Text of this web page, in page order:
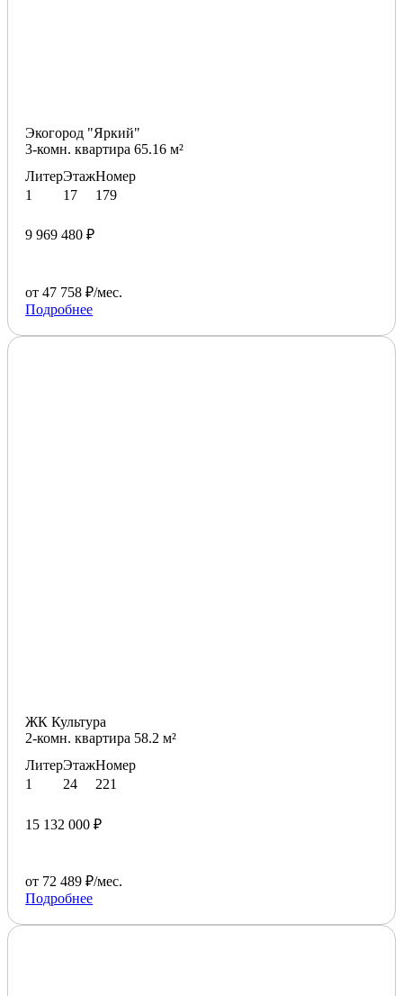
Экогород "Яркий"
3-комн. квартира 65.16 м²
Литер
1
Этаж
17
Номер
179
9 969 480 ₽
от 47 758 ₽/мес.
Подробнее
ЖК Культура
2-комн. квартира 58.2 м²
Литер
1
Этаж
24
Номер
221
15 132 000 ₽
от 72 489 ₽/мес.
Подробнее